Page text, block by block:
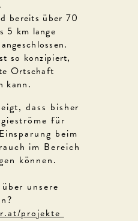
bereits über 70
5 km lange
so konzipiert,
Ortschaft
kann.
dass bisher
für
beim
im Bereich
können.
unsere
projekte